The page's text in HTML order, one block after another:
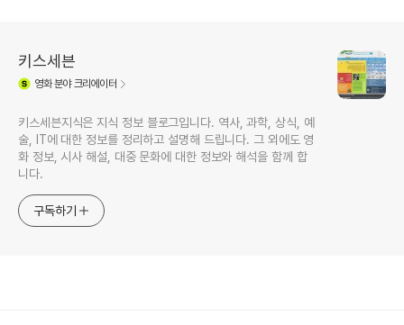
키스세븐
영화분야 크리에이터
키스세븐지식은 지식 정보 블로그입니다. 역사, 과학, 상식, 예
술, IT에 대한 정보를 정리하고 설명해 드립니다. 그 외에도 영
화 정보, 시사 해설, 대중 문화에 대한 정보와 해석을 함께 합
니다.
구독하기